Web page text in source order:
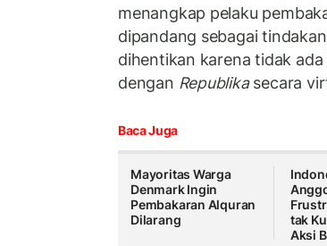
menangkap pelaku
dipandang sebagai
dihentikan karena tidak
dengan Republikasecara
Baca Juga
Mayoritas Warga
Denmark Ingin
Pembakaran Alquran
Dilarang
tak
Aksi